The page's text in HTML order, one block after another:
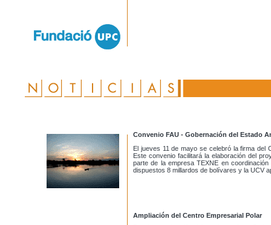
Convenio FAU - Gobernación del Estado
El jueves 11 de mayo se celebró la firma del
Este convenio facilitará la elaboración del
parte de la empresa TEXNE en
dispuestos 8 millardos de bolívares y la UCV
Ampliación del Centro Empresarial Polar